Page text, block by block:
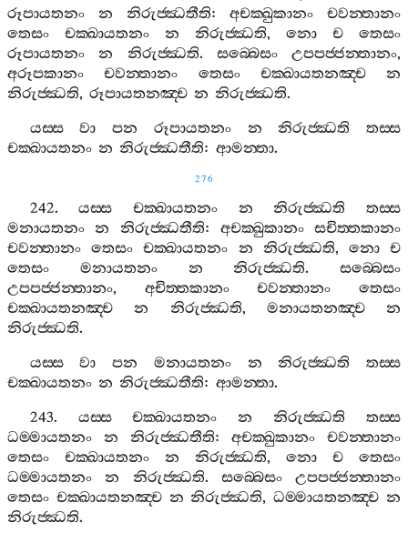
රූපායතනං
න නිරුජ‍්ඣතීති:අචක‍්ඛුකානං
චවන‍්තානං
තෙසං
චක‍්ඛායතනං න නිරුජ‍්ඣති, නො ච
තෙසං
රූපායතනං
න නිරුජ‍්ඣති. සබ‍්බෙසං උපපජ‍්ජන‍්තානං,
අරූපකානං
චවන‍්තානං තෙසං චක‍්ඛායතනඤ‍්ච
න
නිරුජ‍්ඣති, රූපායතනඤ‍්ච න නිරුජ‍්ඣති.
යස‍්ස
වා පන රූපායතනං න නිරුජ‍්ඣති
තස‍්ස
චක‍්ඛායතනං න නිරුජ‍්ඣතීති: ආමන‍්තා.
276
242.යස‍්ස චක‍්ඛායතනං න නිරුජ‍්ඣති
තස‍්ස
මනායතනං න නිරුජ‍්ඣතීති: අචක‍්ඛුකානං සචිත‍්තකානං
චවන‍්තානං තෙසං චක‍්ඛායතනං න නිරුජ‍්ඣති, නො ච
තෙසං
මනායතනං න නිරුජ‍්ඣති. සබ‍්බෙසං
උපපජ‍්ජන‍්තානං, අචිත‍්තකානං චවන‍්තානං
තෙසං
චක‍්ඛායතනඤ‍්ච
න නිරුජ‍්ඣති, මනායතනඤ‍්ච
න
නිරුජ‍්ඣති.
යස‍්ස
වා පන මනායතනං න නිරුජ‍්ඣති
තස‍්ස
චක‍්ඛායතනං න නිරුජ‍්ඣතීති: ආමන‍්තා.
243. යස‍්ස චක‍්ඛායතනං න නිරුජ‍්ඣති
තස‍්ස
ධම‍්මායතනං
න නිරුජ‍්ඣතීති:අචක‍්ඛුකානං
චවන‍්තානං
තෙසං
චක‍්ඛායතනං න නිරුජ‍්ඣති, නො ච
තෙසං
ධම‍්මායතනං
න නිරුජ‍්ඣති. සබ‍්බෙසං
උපපජ‍්ජන‍්තානං
තෙසං චක‍්ඛායතනඤ‍්ච න නිරුජ‍්ඣති,ධම‍්මායතනඤ‍්ච න
නිරුජ‍්ඣති.